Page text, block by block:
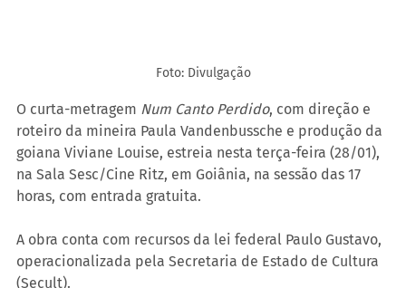
Foto: Divulgação
O curta-metragem Num Canto Perdido, com direção e
roteiro da mineira Paula Vandenbussche e produção da
goiana Viviane Louise, estreia nesta terça-feira (28/01),
na Sala Sesc/Cine Ritz, em Goiânia, na sessão das 17
horas, com entrada gratuita.
A obra conta com recursos da lei federal Paulo Gustavo,
operacionalizada pela Secretaria de Estado de Cultura
(Secult).